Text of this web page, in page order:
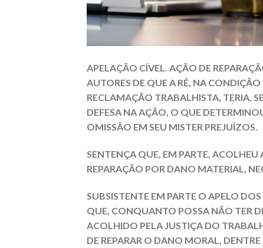
APELAÇÃO CÍVEL. AÇÃO DE
AUTORES DE QUE A RÉ, NA
RECLAMAÇÃO TRABALHISTA, TERIA,
DEFESA NA AÇÃO, O QUE
OMISSÃO EM SEU MISTER PREJUÍZOS.
SENTENÇA QUE, EM PARTE,
REPARAÇÃO POR DANO MATERIAL,
SUBSISTENTE EM PARTE O APELO
QUE, CONQUANTO POSSA NÃO TER
ACOLHIDO PELA JUSTIÇA DO
DE REPARAR O DANO MORAL,